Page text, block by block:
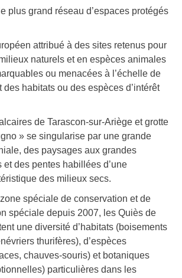
plus grand réseau d’espaces protégés
attribué à des sites retenus pour
naturels et en espèces animales
ou menacées à l’échelle de
des habitats ou des espèces d’intérêt
de Tarascon-sur-Ariège et grotte
» se singularise par une grande
des paysages aux grandes
des pentes habillées d’une
des milieux secs.
spéciale de conservation et de
spéciale depuis 2007, les Quiès de
une diversité d’habitats (boisements
thurifères), d’espèces
chauves-souris) et botaniques
particulières dans les